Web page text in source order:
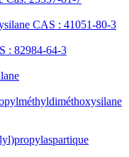
CAS : 41051-80-3
: 82984-64-3